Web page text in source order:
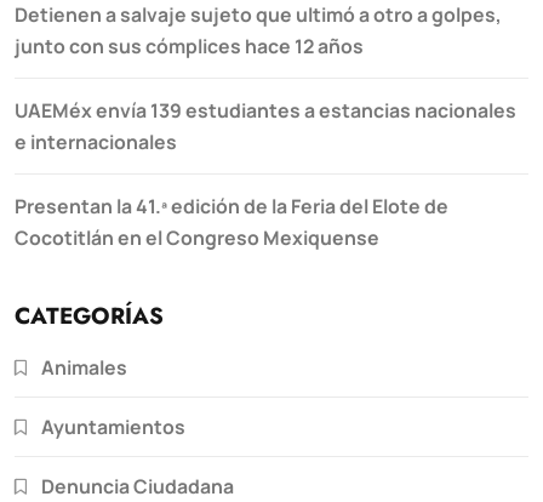
Detienen a salvaje sujeto que ultimó a otro a golpes,
junto con sus cómplices hace 12 años
UAEMéx envía 139 estudiantes a estancias nacionales
e internacionales
Presentan la 41.ª edición de la Feria del Elote de
Cocotitlán en el Congreso Mexiquense
CATEGORÍAS
Animales
Ayuntamientos
Denuncia Ciudadana